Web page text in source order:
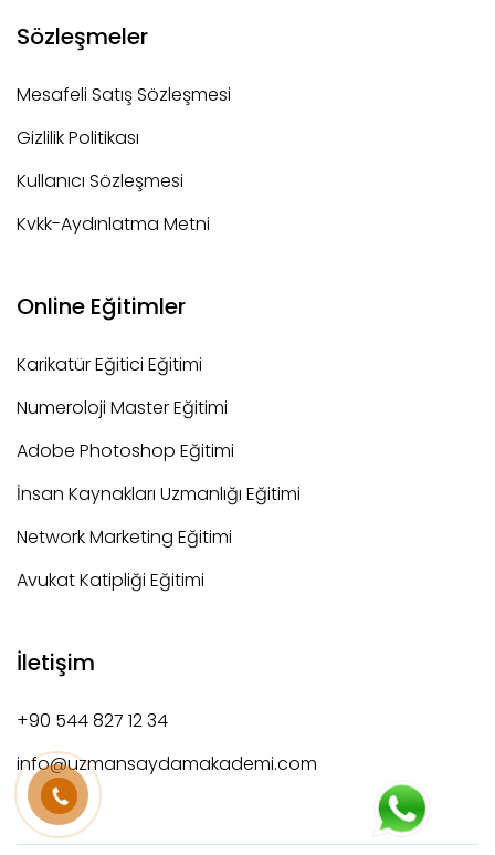
Sözleşmeler
Mesafeli Satış Sözleşmesi
Gizlilik Politikası
Kullanıcı Sözleşmesi
Kvkk-Aydınlatma Metni
Online Eğitimler
Karikatür Eğitici Eğitimi
Numeroloji Master Eğitimi
Adobe Photoshop Eğitimi
İnsan Kaynakları Uzmanlığı Eğitimi
Network Marketing Eğitimi
Avukat Katipliği Eğitimi
İletişim
+90 544 827 12 34
info@uzmansaydamakademi.com